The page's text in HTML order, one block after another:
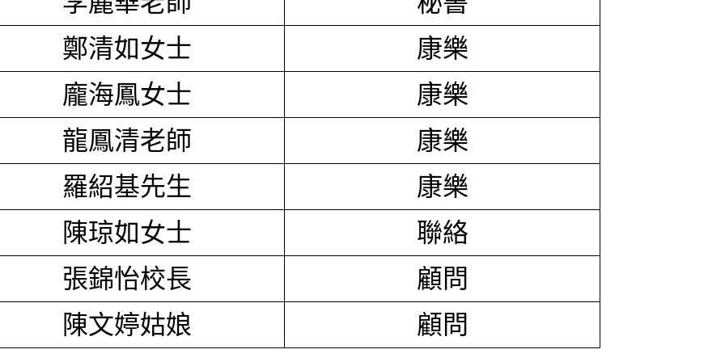
鄭清如女士
康樂
龐海鳳女士
康樂
龍鳳清老師
康樂
羅紹基先生
康樂
陳琼如女士
聯絡
張錦怡校長
顧問
陳文婷姑娘
顧問